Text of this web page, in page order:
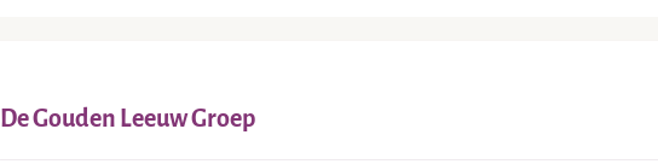
De Gouden Leeuw Groep